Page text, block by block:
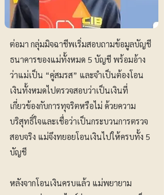
ต่อมา กลุ่มมิจฉาชีพเริ่มสอบถามข้อมูลบัญชี
ธนาคารของแม่ทั้งหมด 5 บัญชี พร้อมอ้าง
ว่าแม่เป็น “คู่สมรส” และจำเป็นต้องโอน
เงินทั้งหมดไปตรวจสอบว่าเป็นเงินที่
เกี่ยวข้องกับการทุจริตหรือไม่ ด้วยความ
บริสุทธิ์ใจและเชื่อว่าเป็นกระบวนการตรวจ
สอบจริง แม่จึงทยอยโอนเงินไปให้ครบทั้ง 5
บัญชี
หลังจากโอนเงินครบแล้ว แม่พยายาม